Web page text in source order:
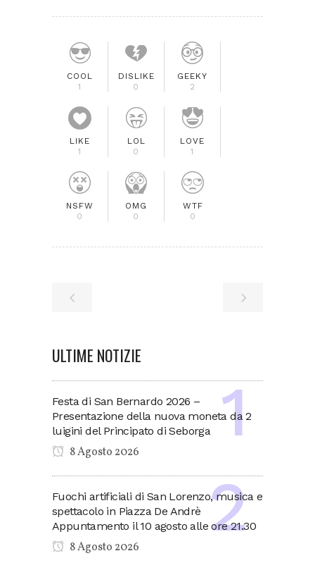
COOL
1
DISLIKE
0
GEEKY
2
LIKE
1
LOL
0
LOVE
1
NSFW
0
OMG
0
WTF
0
ULTIME NOTIZIE
Festa di San Bernardo 2026 –
Presentazione della nuova moneta da 2
luigini del Principato di Seborga
8 Agosto 2026
Fuochi artificiali di San Lorenzo, musica e
spettacolo in Piazza De Andrè
Appuntamento il 10 agosto alle ore 21.30
8 Agosto 2026